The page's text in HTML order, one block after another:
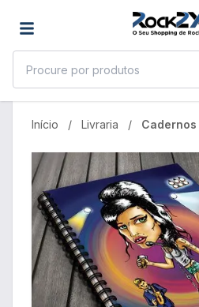
Início Livraria Cadernos